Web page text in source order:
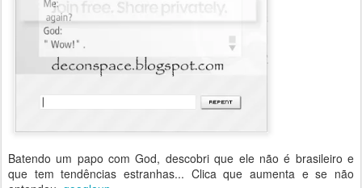
Batendo um papo com God, descobri que ele não é brasileiro e
que tem tendências estranhas... Clica que aumenta e se não